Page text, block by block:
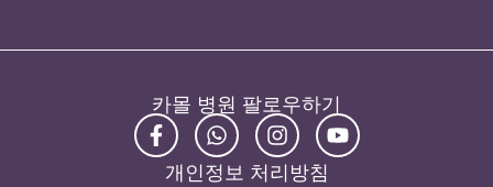
카몰 병원 팔로우하기
개인정보 처리방침